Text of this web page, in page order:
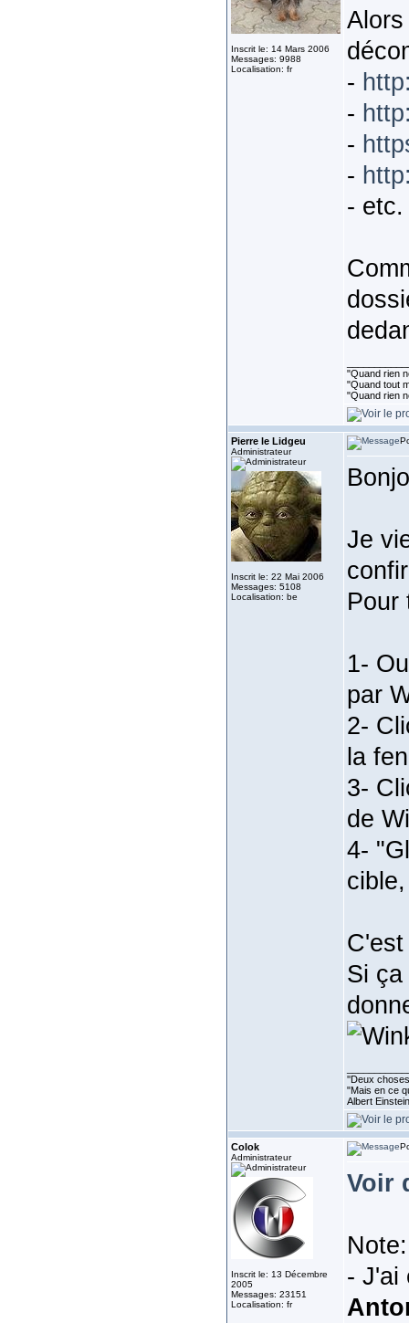
Inscrit le: 14 Mars 2006
Messages: 9988
Localisation: fr
-
-
-
-
-
"Quand rien
"Quand tout
"Quand rien
Pierre le Lidgeu
Administrateur
Inscrit le: 22 Mai 2006
Messages: 5108
Localisation: be
Je
Pour
1-
par
2-
la
3-
de
4-
Si
''Deux
"Mais en ce
Albert
Colok
Administrateur
Inscrit le: 13 Décembre
2005
Messages: 23151
Localisation: fr
Voir
Note:
- J'ai